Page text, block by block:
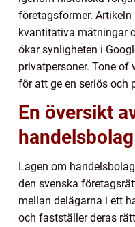
företagsformer.
kvantitativa mätningar
ökar synligheten i
privatpersoner. Tone
för att ge en seriös och
En översikt
Lagen om
den svenska
mellan delägarna i ett
och fastställer deras